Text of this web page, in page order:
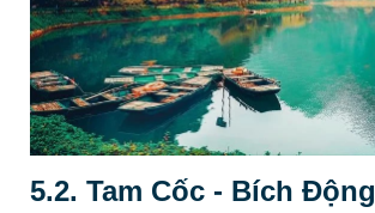
5.2. Tam Cốc - Bích Động